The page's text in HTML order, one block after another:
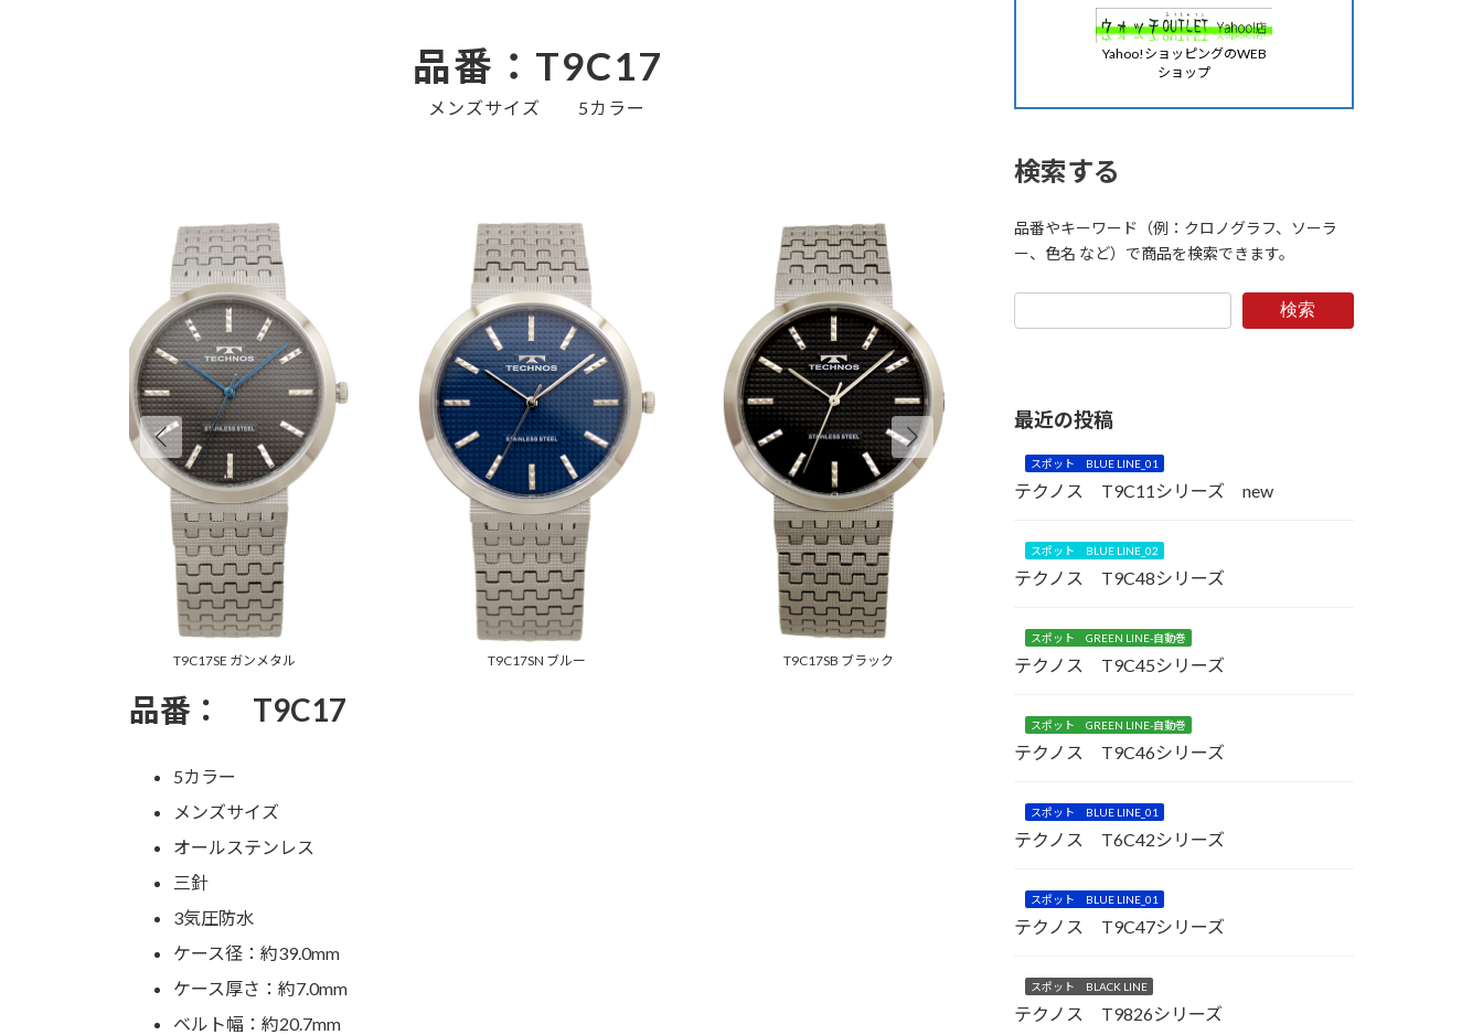
品番：T9C17
メンズサイズ 5カラー
T9C17SE ガンメタル T9C17SN ブルー T9C17SB ブラック
アイス
ブルー
品番： T9C17
5カラー
メンズサイズ
オールステンレス
三針
3気圧防水
ケース径：約39.0mm
ケース厚さ：約7.0mm
ベルト幅：約20.7mm
Yahoo!ショッピングのWEB
ショップ
検索する
品番やキーワード（例：クロノグラフ、ソーラ
ー、色名 など）で商品を検索できます。
検索
最近の投稿
スポット BLUE LINE_01
テクノス T9C11シリーズ new
スポット BLUE LINE_02
テクノス T9C48シリーズ
スポット GREEN LINE-自動巻
テクノス T9C45シリーズ
スポット GREEN LINE-自動巻
テクノス T9C46シリーズ
スポット BLUE LINE_01
テクノス T6C42シリーズ
スポット BLUE LINE_01
テクノス T9C47シリーズ
スポット BLACK LINE
テクノス T9826シリーズ